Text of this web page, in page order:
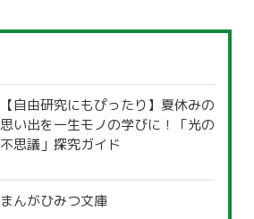
【自由研究にもぴったり】夏休みの
思い出を一生モノの学びに！「光の
不思議」探究ガイド
まんがひみつ文庫